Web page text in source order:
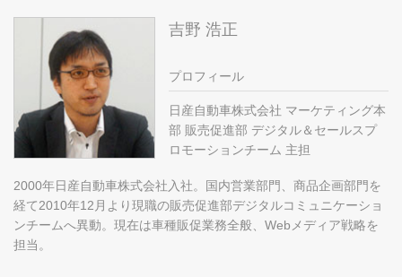
吉野 浩正
プロフィール
日産自動車株式会社 マーケティング本
部 販売促進部 デジタル＆セールスプ
ロモーションチーム 主担
2000年日産自動車株式会社入社。国内営業部門、商品企画部門を
経て2010年12月より現職の販売促進部デジタルコミュニケーショ
ンチームへ異動。現在は車種販促業務全般、Webメディア戦略を
担当。